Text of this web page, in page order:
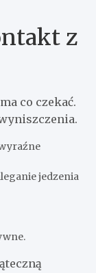
z
co czekać.
jedzenia